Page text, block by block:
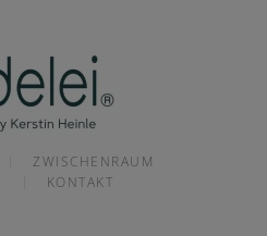
ZWISCHENRAUM
KONTAKT